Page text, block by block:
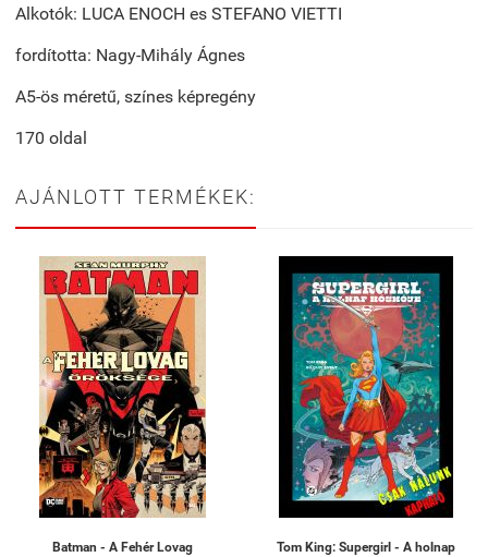
Alkotók: LUCA ENOCH es STEFANO VIETTI
fordította: Nagy-Mihály Ágnes
A5-ös méretű, színes képregény
170 oldal
AJÁNLOTT TERMÉKEK:
Batman - A Fehér Lovag
Tom King: Supergirl - A holnap